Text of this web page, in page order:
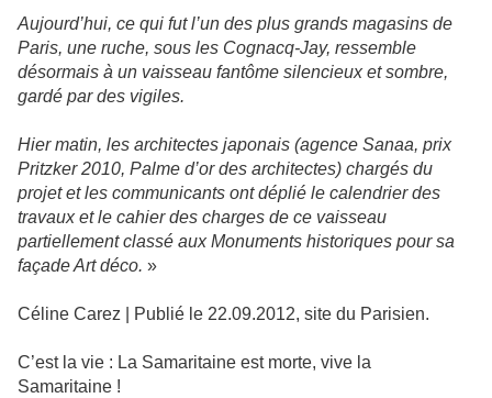
Aujourd’hui, ce qui fut l’un des plus grands magasins de
Paris, une ruche, sous les Cognacq-Jay, ressemble
désormais à un vaisseau fantôme silencieux et sombre,
gardé par des vigiles.
Hier matin, les architectes japonais (agence Sanaa, prix
Pritzker 2010, Palme d’or des architectes) chargés du
projet et les communicants ont déplié le calendrier des
travaux et le cahier des charges de ce vaisseau
partiellement classé aux Monuments historiques pour sa
façade Art déco. »
Céline Carez | Publié le 22.09.2012, site du Parisien.
C’est la vie : La Samaritaine est morte, vive la
Samaritaine !